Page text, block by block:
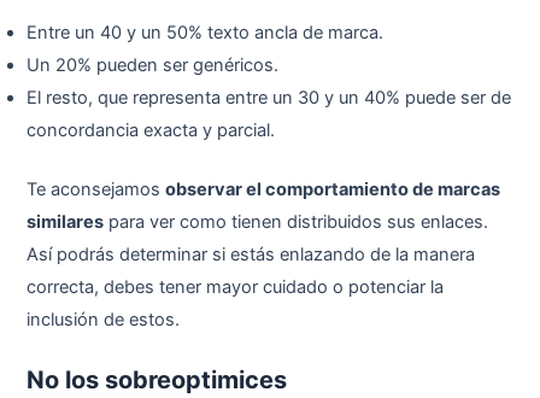
Entre un 40 y un 50% texto ancla de marca.
Un 20% pueden ser genéricos.
El resto, que representa entre un 30 y un 40% puede ser de
concordancia exacta y parcial.
Te aconsejamosobservar el comportamiento de marcas
similares para ver como tienen distribuidos sus enlaces.
Así podrás determinar si estás enlazando de la manera
correcta, debes tener mayor cuidado o potenciar la
inclusión de estos.
No los sobreoptimices